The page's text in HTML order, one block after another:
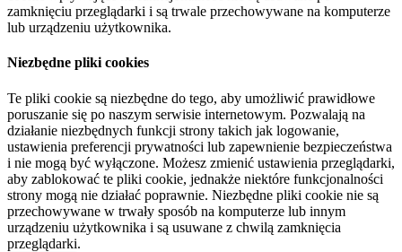
zamknięciu przeglądarki i są trwale przechowywane na komputerze
lub urządzeniu użytkownika.
Niezbędne pliki cookies
Te pliki cookie są niezbędne do tego, aby umożliwić prawidłowe
poruszanie się po naszym serwisie internetowym. Pozwalają na
działanie niezbędnych funkcji strony takich jak logowanie,
ustawienia preferencji prywatności lub zapewnienie bezpieczeństwa
i nie mogą być wyłączone. Możesz zmienić ustawienia przeglądarki,
aby zablokować te pliki cookie, jednakże niektóre funkcjonalności
strony mogą nie działać poprawnie. Niezbędne pliki cookie nie są
przechowywane w trwały sposób na komputerze lub innym
urządzeniu użytkownika i są usuwane z chwilą zamknięcia
przeglądarki.